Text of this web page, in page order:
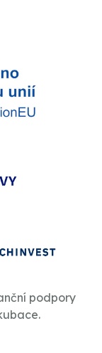
podpory